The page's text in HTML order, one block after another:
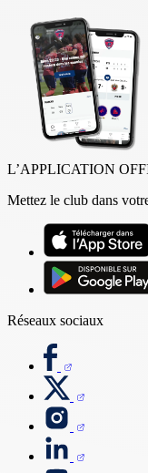
L’APPLICATION
Mettez le club dans
Réseaux sociaux